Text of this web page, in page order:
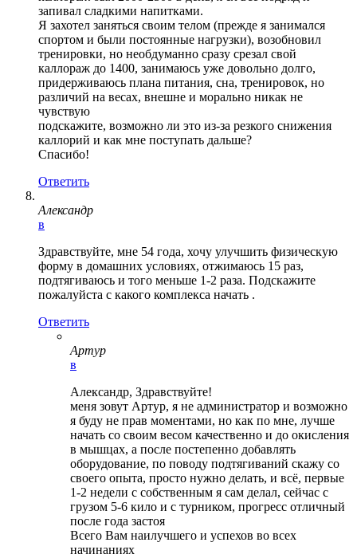
запивал сладкими напитками.
Я захотел заняться своим телом (прежде я занимался
спортом и были постоянные нагрузки), возобновил
тренировки, но необдуманно сразу срезал свой
каллораж до 1400, занимаюсь уже довольно долго,
придерживаюсь плана питания, сна, тренировок, но
различий на весах, внешне и морально никак не
чувствую
подскажите, возможно ли это из-за резкого снижения
каллорий и как мне поступать дальше?
Спасибо!
Ответить
Александр
в
Здравствуйте, мне 54 года, хочу улучшить физическую
форму в домашних условиях, отжимаюсь 15 раз,
подтягиваюсь и того меньше 1-2 раза. Подскажите
пожалуйста с какого комплекса начать .
Ответить
Артур
в
Александр, Здравствуйте!
меня зовут Артур, я не администратор и возможно
я буду не прав моментами, но как по мне, лучше
начать со своим весом качественно и до окисления
в мышцах, а после постепенно добавлять
оборудование, по поводу подтягиваний скажу со
своего опыта, просто нужно делать, и всё, первые
1-2 недели с собственным я сам делал, сейчас с
грузом 5-6 кило и с турником, прогресс отличный
после года застоя
Всего Вам наилучшего и успехов во всех
начинаниях